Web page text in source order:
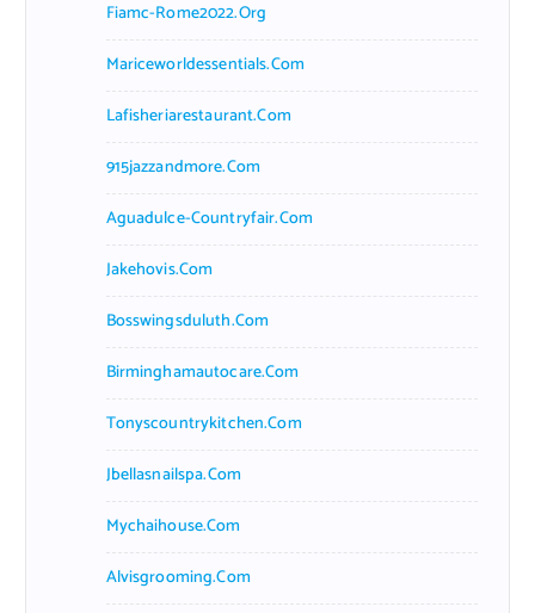
Fiamc-Rome2022.org
Mariceworldessentials.com
Lafisheriarestaurant.com
915jazzandmore.com
Aguadulce-Countryfair.com
Jakehovis.com
Bosswingsduluth.com
Birminghamautocare.com
Tonyscountrykitchen.com
Jbellasnailspa.com
Mychaihouse.com
Alvisgrooming.com